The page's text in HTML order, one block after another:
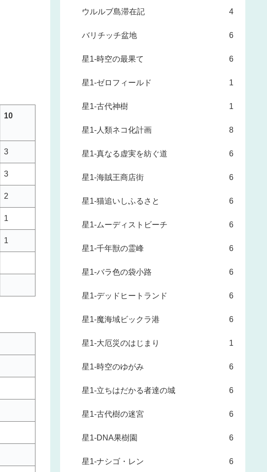
10
3
3
2
1
1
ウルルブ島滞在記 4
バリチッチ盆地 6
星1-時空の最果て 6
星1-ゼロフィールド 1
星1-古代神樹 1
星1-人類ネコ化計画 8
星1-真なる虚実を紡ぐ道 6
星1-海賊王商店街 6
星1-猫追いしふるさと 6
星1-ムーディストビーチ 6
星1-千年獣の霊峰 6
星1-バラ色の袋小路 6
星1-デッドヒートランド 6
星1-魔海域ビックラ港 6
星1-大厄災のはじまり 1
星1-時空のゆがみ 6
星1-立ちはだかる者達の城 6
星1-古代樹の迷宮 6
星1-DNA果樹園 6
星1-ナシゴ・レン 6